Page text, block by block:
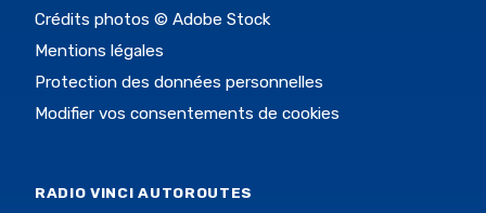
Crédits photos © Adobe Stock
Mentions légales
Protection des données personnelles
Modifier vos consentements de cookies
RADIO VINCI AUTOROUTES